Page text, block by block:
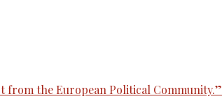
from the European Political